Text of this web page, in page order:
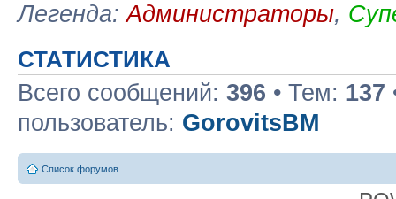
Легенда:Администраторы,
СТАТИСТИКА
Всего сообщений: 396 • Тем: 137
пользователь: GorovitsBM
Список форумов